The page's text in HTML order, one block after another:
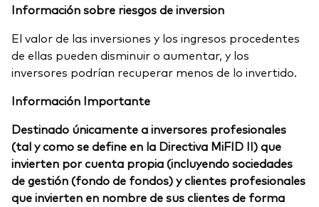
Información sobre riesgos de inversion
El valor de las inversiones y los ingresos procedentes
de ellas pueden disminuir o aumentar, y los
inversores podrían recuperar menos de lo invertido.
Información Importante
Destinado únicamente a inversores profesionales
(tal y como se define en la Directiva MiFID II) que
invierten por cuenta propia (incluyendo sociedades
de gestión (fondo de fondos) y clientes profesionales
que invierten en nombre de sus clientes de forma